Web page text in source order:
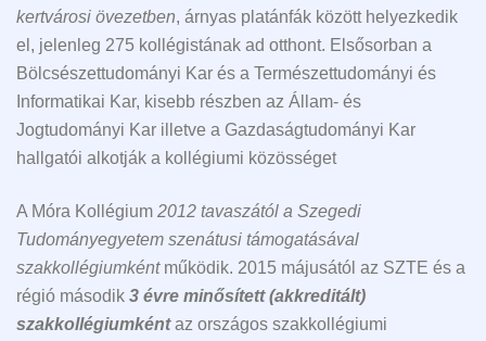
kertvárosi övezetben, árnyas platánfák között helyezkedik
el, jelenleg 275 kollégistának ad otthont. Elsősorban a
Bölcsészettudományi Kar és a Természettudományi és
Informatikai Kar, kisebb részben az Állam- és
Jogtudományi Kar illetve a Gazdaságtudományi Kar
hallgatói alkotják a kollégiumi közösséget
A Móra Kollégium 2012 tavaszától a Szegedi
Tudományegyetem szenátusi támogatásával
szakkollégiumkéntműködik. 2015 májusától az SZTE és a
régió második 3 évre minősített (akkreditált)
szakkollégiumkéntaz országos szakkollégiumi